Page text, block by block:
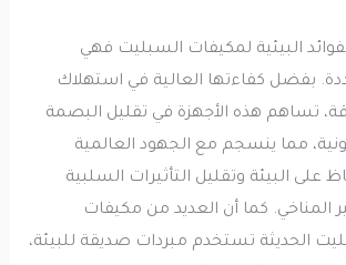
البيئية لمكيفات السبليت فهي
كفاءتها العالية في استهلاك
تساهم هذه الأجهزة في تقليل البصمة
مما ينسجم مع الجهود العالمية
البيئة وتقليل التأثيرات السلبية
كما أن العديد من مكيفات
تستخدم مبردات صديقة للبيئة،